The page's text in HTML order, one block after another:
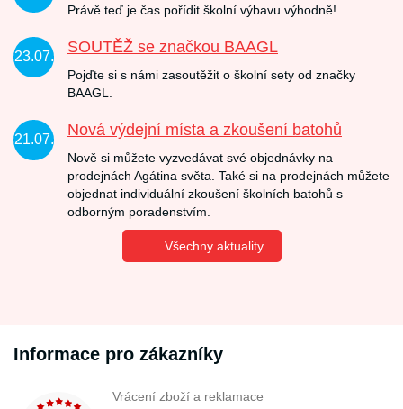
Právě teď je čas pořídit školní výbavu výhodně!
23.07.
SOUTĚŽ se značkou BAAGL
Pojďte si s námi zasoutěžit o školní sety od značky
BAAGL.
21.07.
Nová výdejní místa a zkoušení batohů
Nově si můžete vyzvedávat své objednávky na
prodejnách Agátina světa. Také si na prodejnách můžete
objednat individuální zkoušení školních batohů s
odborným poradenstvím.
Všechny aktuality
Informace pro zákazníky
Vrácení zboží a reklamace